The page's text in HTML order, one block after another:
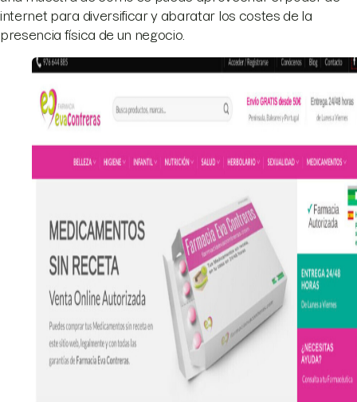
internet para diversificar y abaratar los costes de la
presencia física de un negocio.